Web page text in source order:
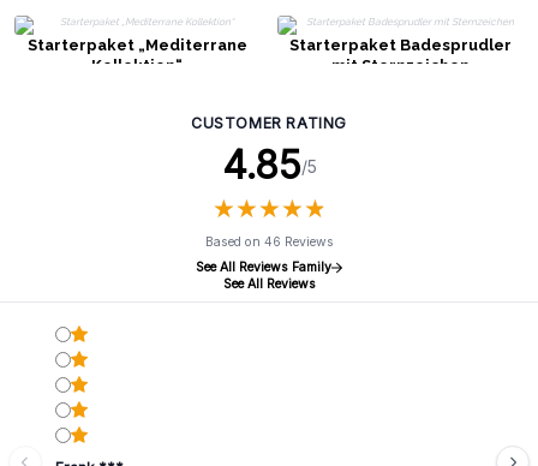
Starterpaket „Mediterrane
Kollektion“
Starterpaket Badesprudler
mit Sternzeichen
CUSTOMER RATING
4.85/5
★★★★★
★★★★★
Based on 46 Reviews
See All Reviews Family
See All Reviews